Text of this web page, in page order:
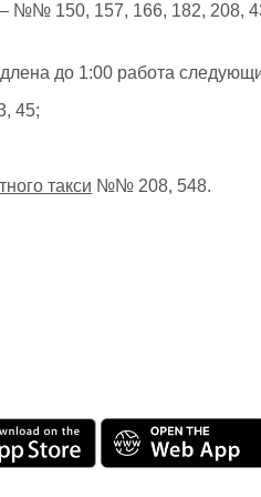
– №№ 150, 157, 166, 182, 208,
до 1:00 работа
45;
такси №№ 208, 548.